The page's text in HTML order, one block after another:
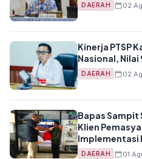
DAERAH 02
Kinerja PTSP
Nasional, Nilai
DAERAH 02
Bapas Sampit
Klien
Implementasi
Kemenimipas
DAERAH 01